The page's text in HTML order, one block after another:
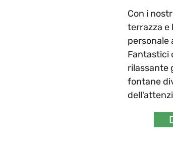
Con i
terrazza e
personale
Fantastici
rilassante
fontane